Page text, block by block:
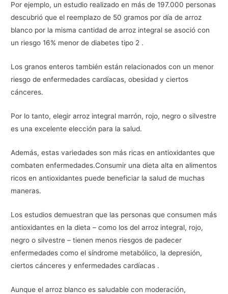
Por ejemplo, un estudio realizado en más de 197.000 personas
descubrió que el reemplazo de 50 gramos por día de arroz
blanco por la misma cantidad de arroz integral se asoció con
un riesgo 16% menor de diabetes tipo 2 .
Los granos enteros también están relacionados con un menor
riesgo de enfermedades cardíacas, obesidad y ciertos
cánceres.
Por lo tanto, elegir arroz integral marrón, rojo, negro o silvestre
es una excelente elección para la salud.
Además, estas variedades son más ricas en antioxidantes que
combaten enfermedades.Consumir una dieta alta en alimentos
ricos en antioxidantes puede beneficiar la salud de muchas
maneras.
Los estudios demuestran que las personas que consumen más
antioxidantes en la dieta – como los del arroz integral, rojo,
negro o silvestre – tienen menos riesgos de padecer
enfermedades como el síndrome metabólico, la depresión,
ciertos cánceres y enfermedades cardíacas .
Aunque el arroz blanco es saludable con moderación,